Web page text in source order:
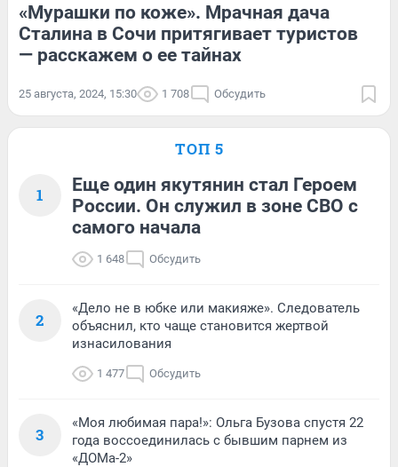
«Мурашки по коже». Мрачная дача
Сталина в Сочи притягивает туристов
— расскажем о ее тайнах
25 августа, 2024, 15:30 1 708 Обсудить
ТОП 5
1
Еще один якутянин стал Героем
России. Он служил в зоне СВО с
самого начала
1 648 Обсудить
2
«Дело не в юбке или макияже». Следователь
объяснил, кто чаще становится жертвой
изнасилования
1 477 Обсудить
3
«Моя любимая пара!»: Ольга Бузова спустя 22
года воссоединилась с бывшим парнем из
«ДОМа-2»